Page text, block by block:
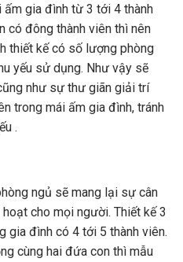
ấm gia đình từ 3 tới 4 thành
có đông thành viên thì nên
thiết kế có số lượng phòng
yếu sử dụng. Như vậy sẽ
như sự thư giãn giải trí
trong mái ấm gia đình, tránh
.
ngủ sẽ mang lại sự cân
cho mọi người. Thiết kế 3
gia đình có 4 tới 5 thành viên.
cùng hai đứa con thì mẫu